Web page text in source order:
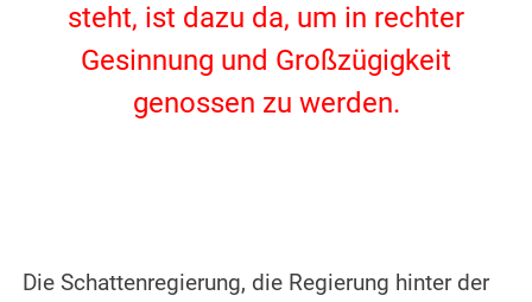
steht, ist dazu da, um in rechter
Gesinnung und Großzügigkeit
genossen zu werden.
Die Schattenregierung, die Regierung hinter der